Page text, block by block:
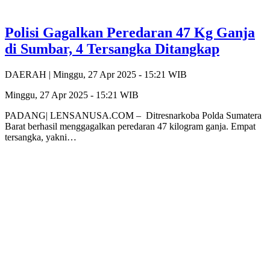
Polisi Gagalkan Peredaran 47 Kg Ganja
di Sumbar, 4 Tersangka Ditangkap
DAERAH | Minggu, 27 Apr 2025 - 15:21 WIB
Minggu, 27 Apr 2025 - 15:21 WIB
PADANG| LENSANUSA.COM – Ditresnarkoba Polda Sumatera
Barat berhasil menggagalkan peredaran 47 kilogram ganja. Empat
tersangka, yakni…